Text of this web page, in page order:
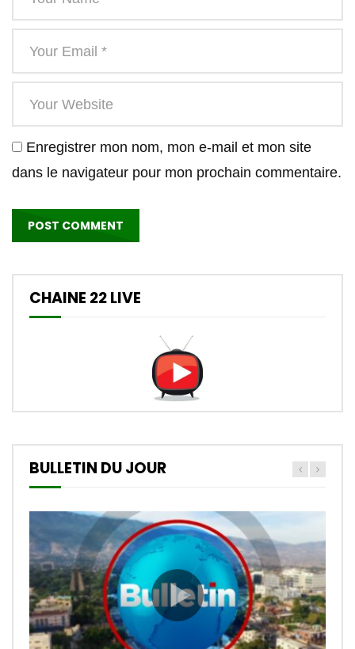
Enregistrer mon nom, mon e-mail et mon site
dans le navigateur pour mon prochain commentaire.
CHAINE 22 LIVE
BULLETIN DU JOUR